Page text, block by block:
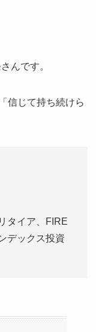
んです。
信じて持ち続けら
タイア、FIRE
デックス投資